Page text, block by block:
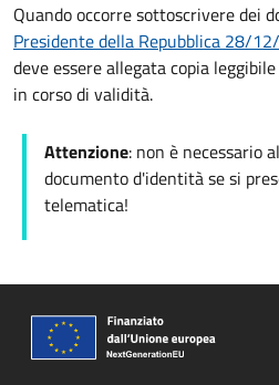
Quando occorre sottoscrivere dei
Presidente della Repubblica 28/
deve essere allegata copia
in corso di validità.
Attenzione: non è necessario
documento d'identità se si
telematica!